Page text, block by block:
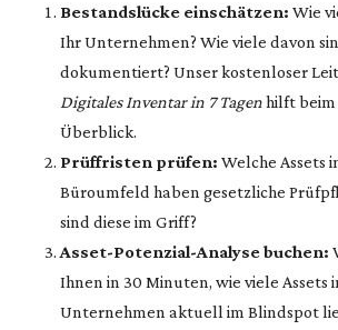
Bestandslücke einschätzen: Wie
Ihr Unternehmen? Wie viele davon
dokumentiert? Unser kostenloser
Digitales Inventar in 7 Tagenhilft beim
Überblick.
Prüffristen prüfen: Welche Assets
Büroumfeld haben gesetzliche
sind diese im Griff?
Asset-Potenzial-Analyse buchen:
Ihnen in 30 Minuten, wie viele Assets
Unternehmen aktuell im Blindspot